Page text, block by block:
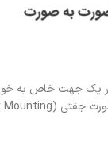
در یک جهت خاص به